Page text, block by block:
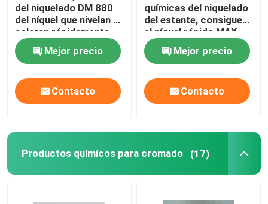
Productos Químicos Finos
Productos químicos para revestimiento de aleaciones
Productos químicos de nueva energía
del niquelado DM 880
del níquel que nivelan y
aclaran rápidamente
Mejor precio
Contacto
químicas del niquelado
del estante, consiguen
el níquel rápido MAX
870 del buen brillo
Mejor precio
Contacto
Productos químicos para cromado (17)